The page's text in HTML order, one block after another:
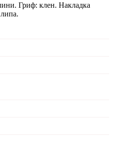
Гриф: клен. Накладка